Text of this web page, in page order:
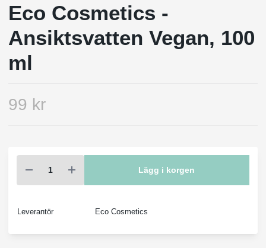
Eco Cosmetics -
Ansiktsvatten Vegan, 100
ml
99 kr
Lägg i korgen
Leverantör Eco Cosmetics